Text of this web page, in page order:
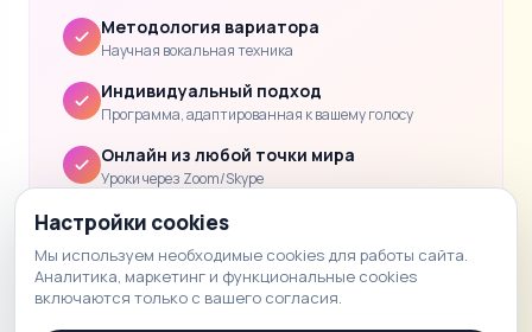
Методология вариатора
Научная вокальная техника
Индивидуальный подход
Программа, адаптированная к вашему голосу
Онлайн из любой точки мира
Уроки через Zoom/Skype
Clear progress
урока.
Настройки cookies
Мы используем необходимые cookies для работы сайта.
Аналитика, маркетинг и функциональные cookies
включаются только с вашего согласия.